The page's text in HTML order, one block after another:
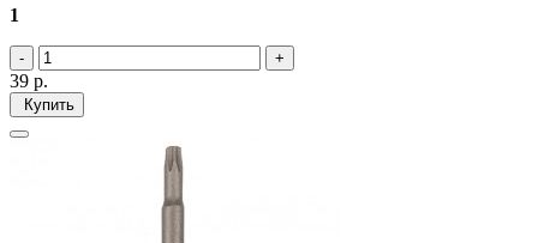
1
39 р.
Купить